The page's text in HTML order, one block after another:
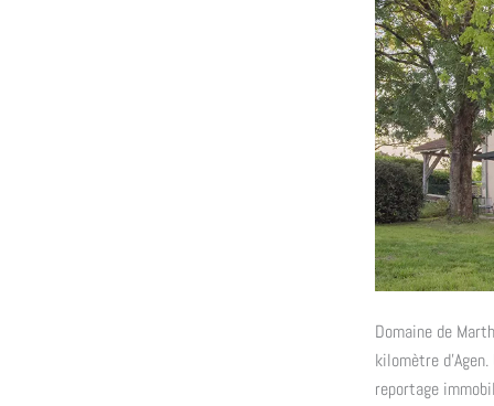
Domaine de
kilomètre
reportage